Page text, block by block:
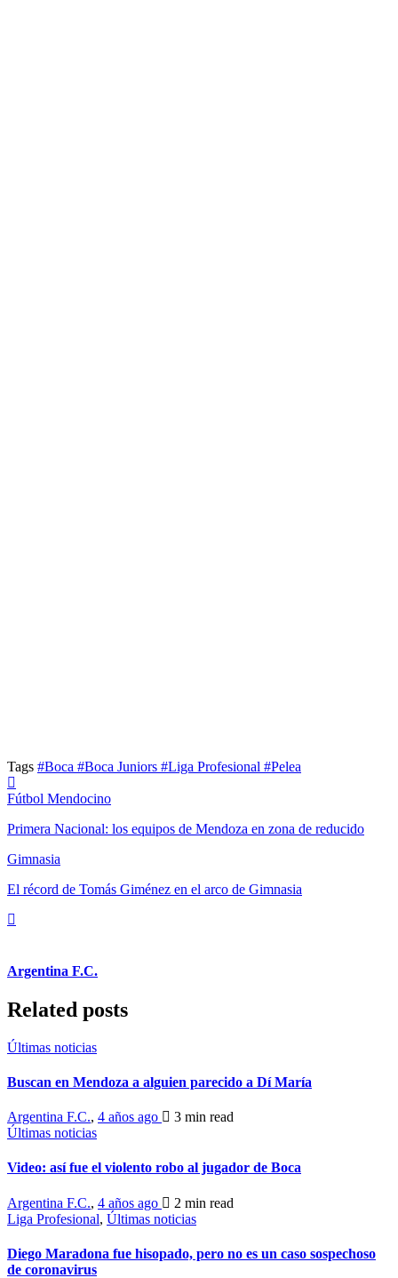
Tags #Boca #Boca Juniors #Liga Profesional #Pelea
Fútbol Mendocino
Primera Nacional: los equipos de Mendoza en zona de reducido
Gimnasia
El récord de Tomás Giménez en el arco de Gimnasia
Argentina F.C.
Related posts
Últimas noticias
Buscan en Mendoza a alguien parecido a Dí María
Argentina F.C., 4 años ago 3 min read
Últimas noticias
Video: así fue el violento robo al jugador de Boca
Argentina F.C., 4 años ago 2 min read
Liga Profesional, Últimas noticias
Diego Maradona fue hisopado, pero no es un caso sospechoso
de coronavirus